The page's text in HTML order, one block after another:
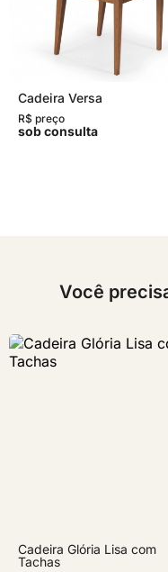
Cadeira Versa
R$ preço
sob consulta
Você
Cadeira Glória Lisa com
Tachas